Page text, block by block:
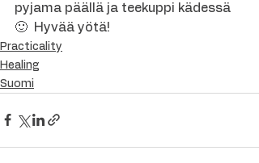
pyjama päällä ja teekuppi kädessä
🙂  Hyvää yötä!
Practicality
Healing
Suomi